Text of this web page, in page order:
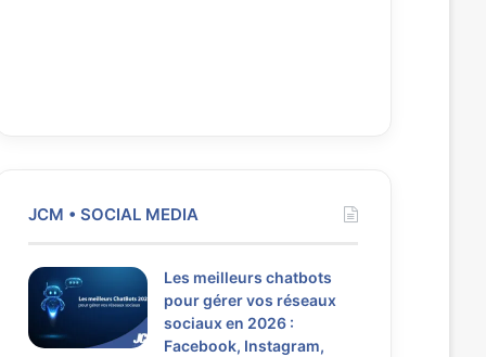
JCM • SOCIAL MEDIA
Les meilleurs chatbots
pour gérer vos réseaux
sociaux en 2026 :
Facebook, Instagram,